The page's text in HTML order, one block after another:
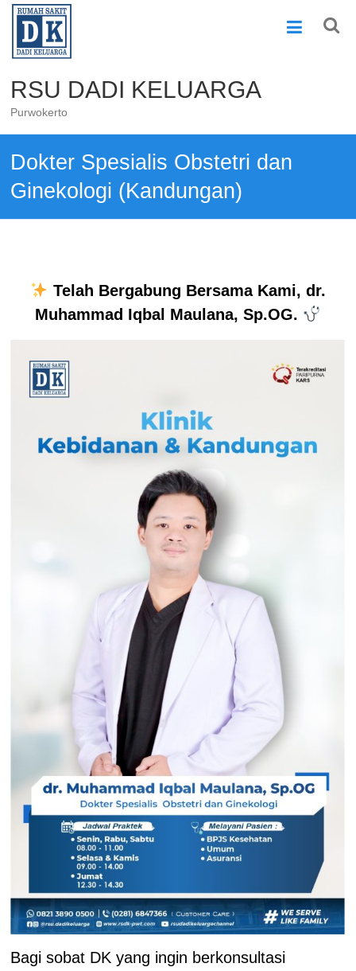
Skip
content
RSU DADI KELUARGA
Purwokerto
Dokter Spesialis Obstetri dan
Ginekologi (Kandungan)
Telah Bergabung Bersama Kami, dr.
Muhammad Iqbal Maulana, Sp.OG.
Bagi sobat DK yang ingin berkonsultasi